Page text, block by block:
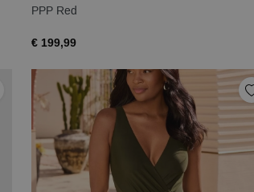
PPP Red
€ 199,99